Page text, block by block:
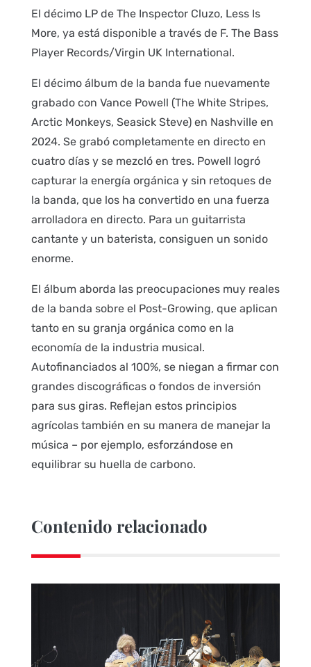
El décimo LP de The Inspector Cluzo, Less Is
More, ya está disponible a través de F. The Bass
Player Records/Virgin UK International.
El décimo álbum de la banda fue nuevamente
grabado con Vance Powell (The White Stripes,
Arctic Monkeys, Seasick Steve) en Nashville en
2024. Se grabó completamente en directo en
cuatro días y se mezcló en tres. Powell logró
capturar la energía orgánica y sin retoques de
la banda, que los ha convertido en una fuerza
arrolladora en directo. Para un guitarrista
cantante y un baterista, consiguen un sonido
enorme.
El álbum aborda las preocupaciones muy reales
de la banda sobre el Post-Growing, que aplican
tanto en su granja orgánica como en la
economía de la industria musical.
Autofinanciados al 100%, se niegan a firmar con
grandes discográficas o fondos de inversión
para sus giras. Reflejan estos principios
agrícolas también en su manera de manejar la
música – por ejemplo, esforzándose en
equilibrar su huella de carbono.
Contenido relacionado